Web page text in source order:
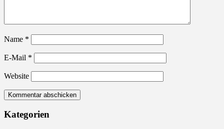
Name *
E-Mail *
Website
Kategorien